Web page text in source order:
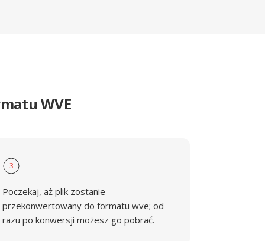
WVE
3
Poczekaj, aż plik zostanie
przekonwertowany do formatu wve; od
razu po konwersji możesz go pobrać.